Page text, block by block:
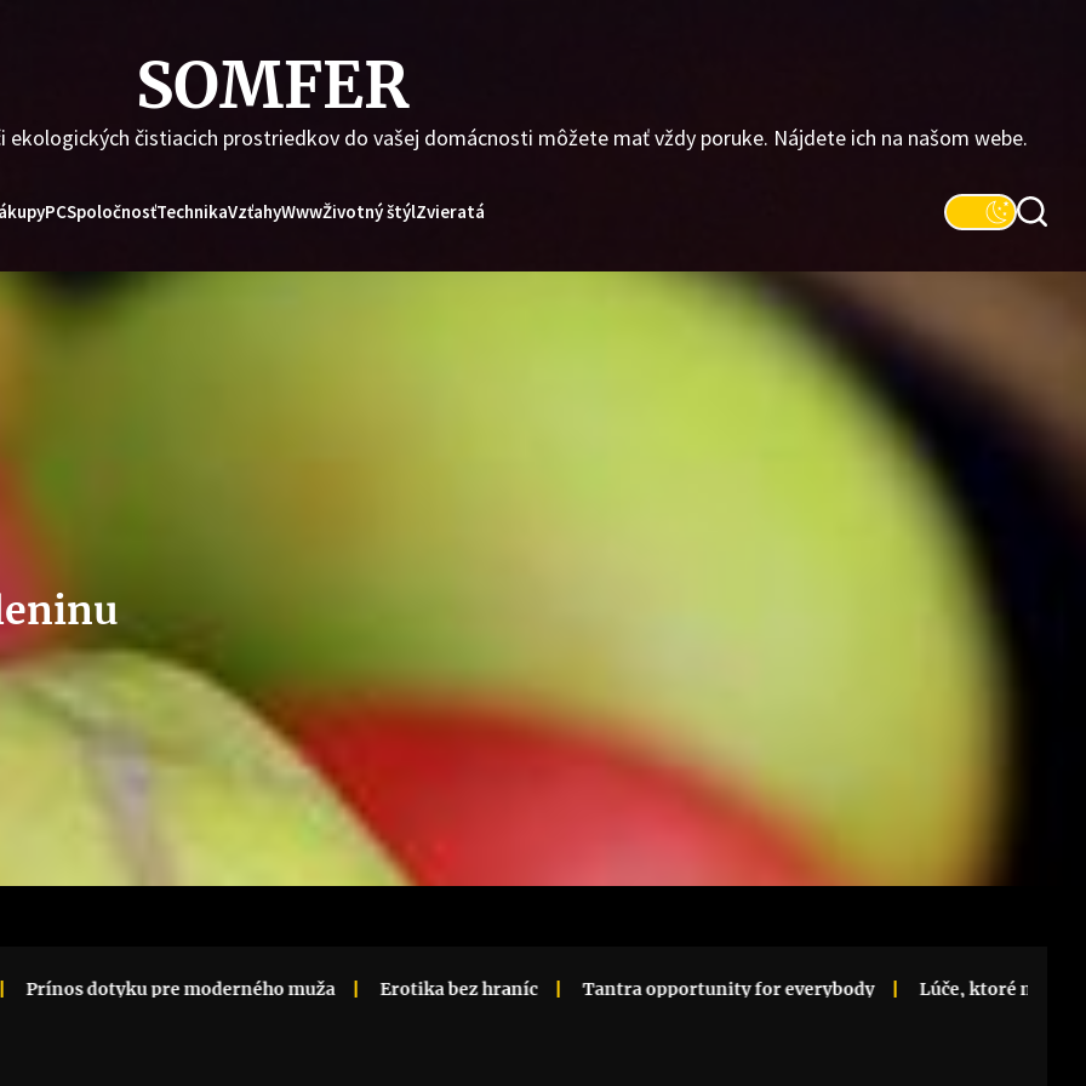
SOMFER
čistiacich prostriedkov do vašej domácnosti môžete mať vždy poruke. Nájdete ich na našom webe.
PCSpoločnosťTechnikaVzťahyWwwŽivotný štýlZvieratá
pre moderného muža Erotika bez hraníc Tantra opportunity for everybody Lúče, ktoré menia priestor na